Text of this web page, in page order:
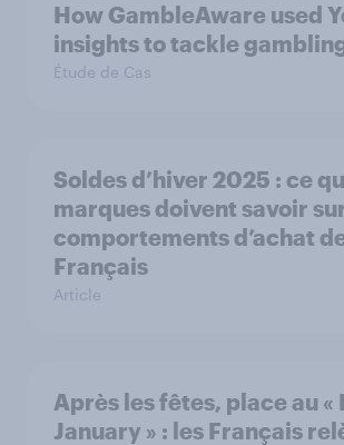
How GambleAware used
insights to tackle
Étude de Cas
Soldes d’hiver 2025 : ce
marques doivent savoir
comportements d’achat
Français
Article
Après les fêtes, place au «
January » : les Français